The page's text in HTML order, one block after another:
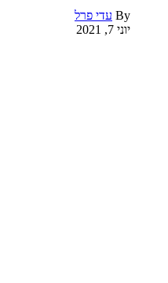
By עדי פרל
יוני 7, 2021